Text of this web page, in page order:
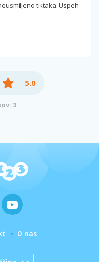
tiktaka. Uspeh
5.0
3
O nas